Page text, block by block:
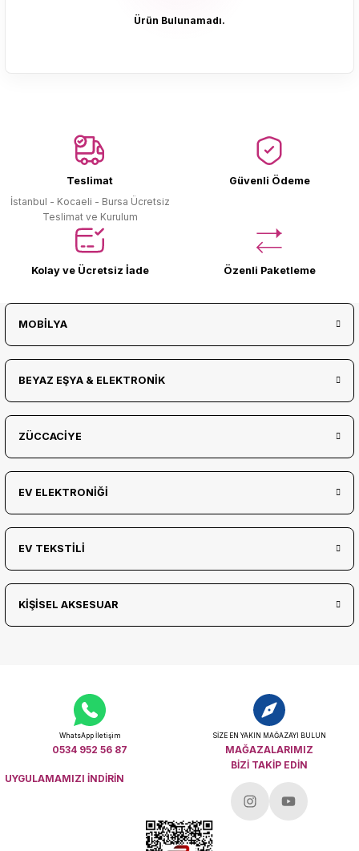
Ürün Bulunamadı.
Teslimat
İstanbul - Kocaeli - Bursa Ücretsiz
Teslimat ve Kurulum
Güvenli Ödeme
Kolay ve Ücretsiz İade Özenli Paketleme
MOBİLYA
BEYAZ EŞYA & ELEKTRONİK
ZÜCCACİYE
EV ELEKTRONİĞİ
EV TEKSTİLİ
KİŞİSEL AKSESUAR
WhatsApp İletişim
0534 952 56 87
SİZE EN YAKIN MAĞAZAYI BULUN
MAĞAZALARIMIZ
UYGULAMAMIZI İNDİRİN
BİZİ TAKİP EDİN